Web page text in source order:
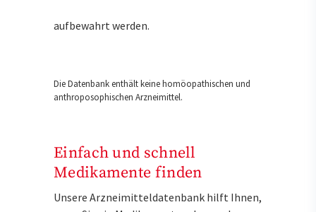
aufbewahrt werden.
Die Datenbank enthält keine homöopathischen und
anthroposophischen Arzneimittel.
Einfach und schnell
Medikamente finden
Unsere Arzneimitteldatenbank hilft Ihnen,